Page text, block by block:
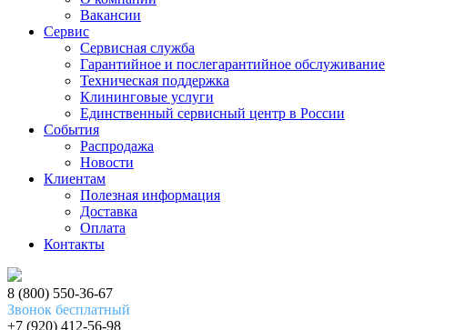
Вакансии
Сервис
Сервисная служба
Гарантийное и послегарантийное обслуживание
Техническая поддержка
Клининговые услуги
Единственный сервисный центр в России
События
Распродажа
Новости
Клиентам
Полезная информация
Доставка
Оплата
Контакты
8 (800) 550-36-67
Звонок бесплатный
+7 (920) 412-56-98